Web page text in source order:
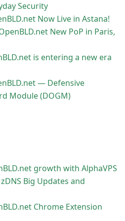
Security
Now Live in Astana!
New PoP in Paris,
is entering a new era
— Defensive
Module (DOGM)
growth with AlphaVPS
Big Updates and
Chrome Extension